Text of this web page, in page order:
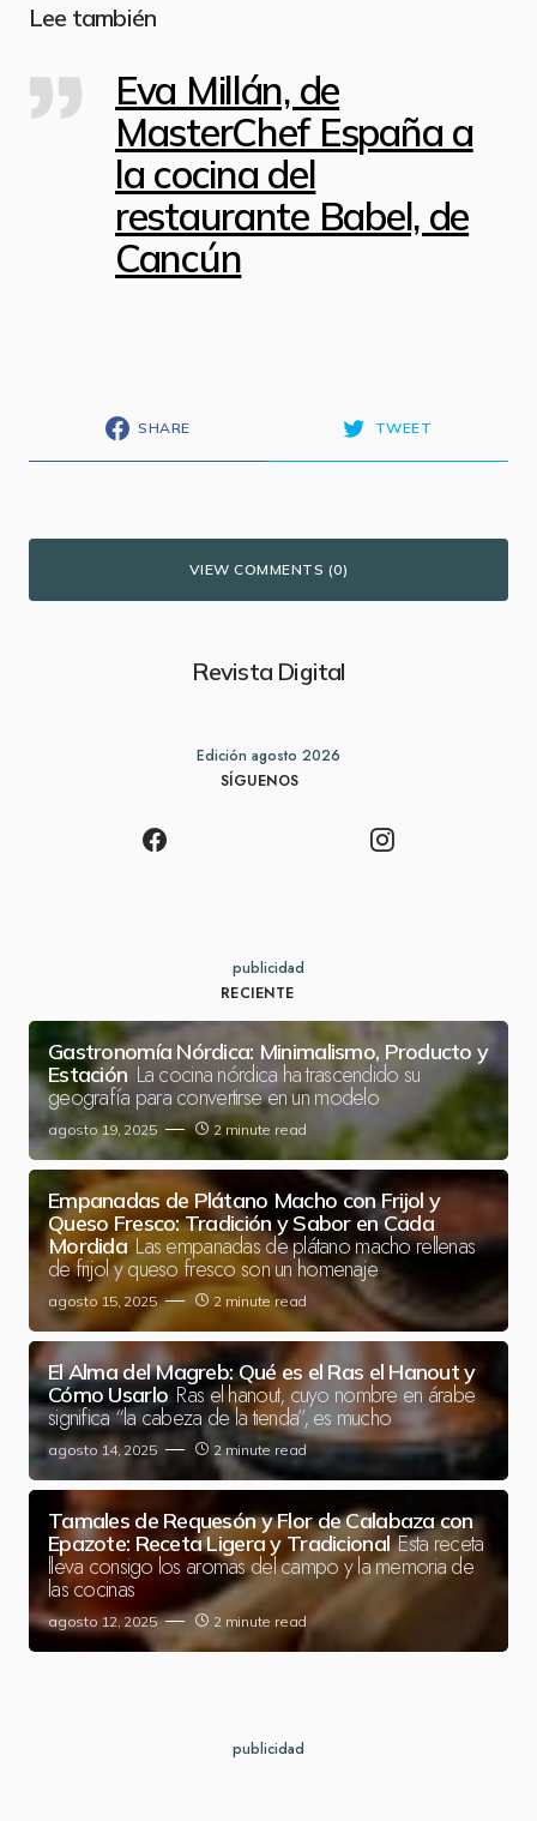
Lee también
Eva Millán, de
MasterChef España a
la cocina del
restaurante Babel, de
Cancún
SHARE TWEET
VIEW COMMENTS (0)
Revista Digital
Edición agosto 2026
SÍGUENOS
publicidad
RECIENTE
Gastronomía Nórdica: Minimalismo, Producto y
Estación La cocina nórdica ha trascendido su
geografía para convertirse en un modelo
agosto 19, 2025 2 minute read
Empanadas de Plátano Macho con Frijol y
Queso Fresco: Tradición y Sabor en Cada
Mordida Las empanadas de plátano macho rellenas
de frijol y queso fresco son un homenaje
agosto 15, 2025 2 minute read
El Alma del Magreb: Qué es el Ras el Hanout y
Cómo Usarlo Ras el hanout, cuyo nombre en árabe
significa “la cabeza de la tienda”, es mucho
agosto 14, 2025 2 minute read
Tamales de Requesón y Flor de Calabaza con
Epazote: Receta Ligera y Tradicional Esta receta
lleva consigo los aromas del campo y la memoria de
las cocinas
agosto 12, 2025 2 minute read
publicidad